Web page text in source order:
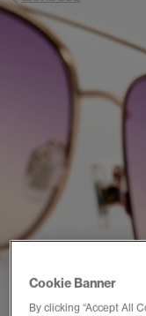
Cookie Banner
By clicking “Accept All